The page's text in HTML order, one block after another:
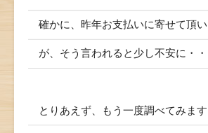
確かに、昨年お支払いに寄せて頂
が、そう言われると少し不安に・・
とりあえず、もう一度調べてみま